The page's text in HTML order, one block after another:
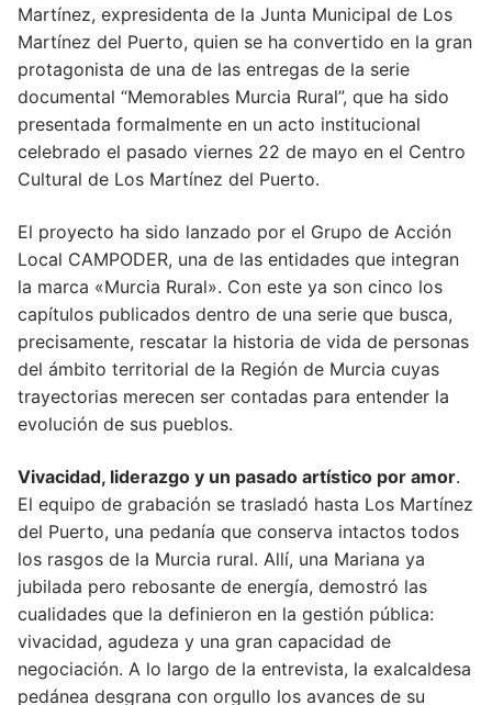
Martínez, expresidenta de la Junta Municipal de Los
Martínez del Puerto, quien se ha convertido en la gran
protagonista de una de las entregas de la serie
documental “Memorables Murcia Rural”, que ha sido
presentada formalmente en un acto institucional
celebrado el pasado viernes 22 de mayo en el Centro
Cultural de Los Martínez del Puerto.
El proyecto ha sido lanzado por el Grupo de Acción
Local CAMPODER, una de las entidades que integran
la marca «Murcia Rural». Con este ya son cinco los
capítulos publicados dentro de una serie que busca,
precisamente, rescatar la historia de vida de personas
del ámbito territorial de la Región de Murcia cuyas
trayectorias merecen ser contadas para entender la
evolución de sus pueblos.
Vivacidad, liderazgo y un pasado artístico por amor.
El equipo de grabación se trasladó hasta Los Martínez
del Puerto, una pedanía que conserva intactos todos
los rasgos de la Murcia rural. Allí, una Mariana ya
jubilada pero rebosante de energía, demostró las
cualidades que la definieron en la gestión pública:
vivacidad, agudeza y una gran capacidad de
negociación. A lo largo de la entrevista, la exalcaldesa
pedánea desgrana con orgullo los avances de su